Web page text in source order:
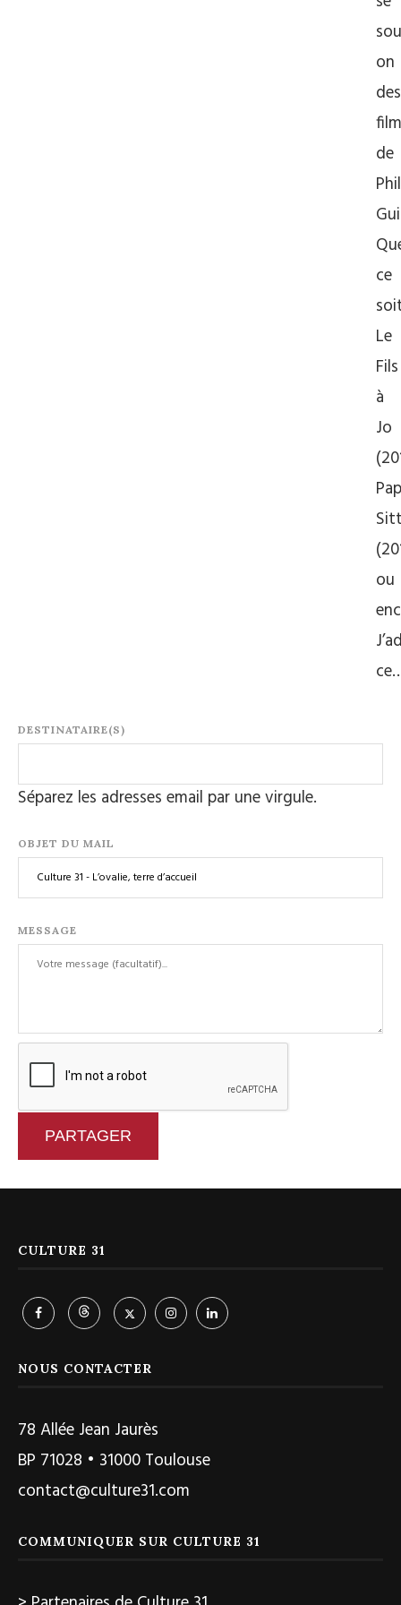
on
des
de
ce
Le
Fils
à
Jo
ou
DESTINATAIRE(S)
Séparez les adresses email par une virgule.
OBJET DU MAIL
MESSAGE
PARTAGER
CULTURE 31
NOUS CONTACTER
78 Allée Jean Jaurès
BP 71028 • 31000 Toulouse
contact@culture31.com
COMMUNIQUER SUR CULTURE 31